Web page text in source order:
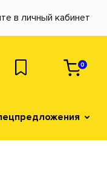
в личный кабинет
0